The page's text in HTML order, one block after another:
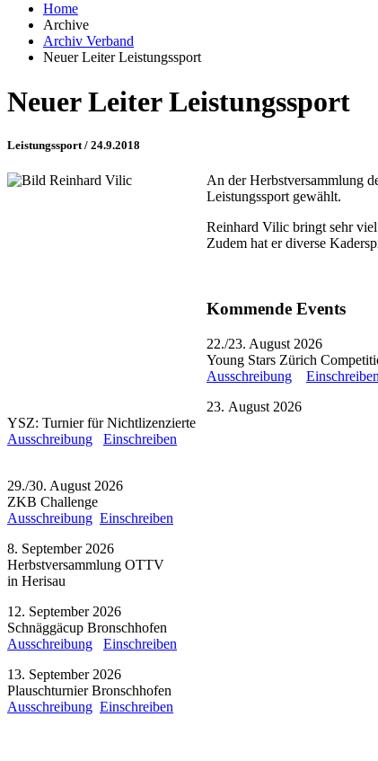
Home
Archive
Archiv Verband
Neuer Leiter Leistungssport
Neuer Leiter Leistungssport
Leistungssport / 24.9.2018
An der Herbstversammlung
Leistungssport gewählt.
Reinhard Vilic bringt sehr
Zudem hat er diverse
Kommende Events
22./23. August 2026
Young Stars Zürich
Ausschreibung
Einschreiben
23. August 2026
YSZ: Turnier für Nichtlizenzierte
Ausschreibung
Einschreiben
29./30. August 2026
ZKB Challenge
Ausschreibung Einschreiben
8. September 2026
Herbstversammlung OTTV
in Herisau
12. September 2026
Schnäggäcup Bronschhofen
Ausschreibung
Einschreiben
13. September 2026
Plauschturnier Bronschhofen
Ausschreibung Einschreiben